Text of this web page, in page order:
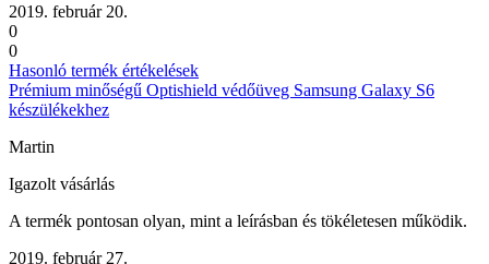
2019. február 20.
0
0
Hasonló termék értékelések
Prémium minőségű Optishield védőüveg Samsung Galaxy S6
készülékekhez
Martin
Igazolt vásárlás
A termék pontosan olyan, mint a leírásban és tökéletesen működik.
2019. február 27.